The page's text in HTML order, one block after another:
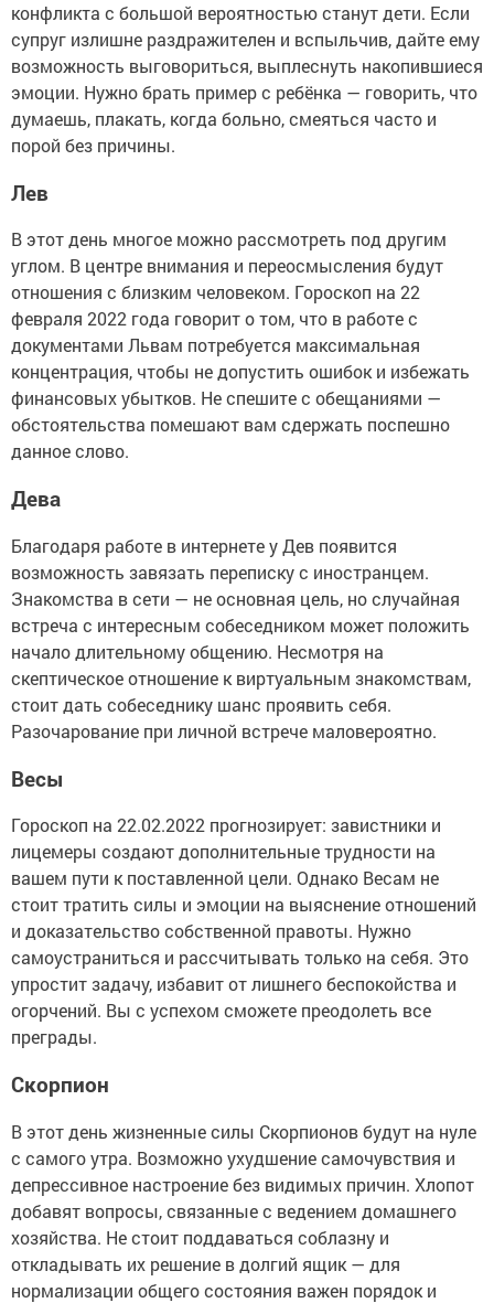
конфликта с большой вероятностью станут дети. Если
супруг излишне раздражителен и вспыльчив, дайте ему
возможность выговориться, выплеснуть накопившиеся
эмоции. Нужно брать пример с ребёнка — говорить, что
думаешь, плакать, когда больно, смеяться часто и
порой без причины.
Лев
В этот день многое можно рассмотреть под другим
углом. В центре внимания и переосмысления будут
отношения с близким человеком. Гороскоп на 22
февраля 2022 года говорит о том, что в работе с
документами Львам потребуется максимальная
концентрация, чтобы не допустить ошибок и избежать
финансовых убытков. Не спешите с обещаниями —
обстоятельства помешают вам сдержать поспешно
данное слово.
Дева
Благодаря работе в интернете у Дев появится
возможность завязать переписку с иностранцем.
Знакомства в сети — не основная цель, но случайная
встреча с интересным собеседником может положить
начало длительному общению. Несмотря на
скептическое отношение к виртуальным знакомствам,
стоит дать собеседнику шанс проявить себя.
Разочарование при личной встрече маловероятно.
Весы
Гороскоп на 22.02.2022 прогнозирует: завистники и
лицемеры создают дополнительные трудности на
вашем пути к поставленной цели. Однако Весам не
стоит тратить силы и эмоции на выяснение отношений
и доказательство собственной правоты. Нужно
самоустраниться и рассчитывать только на себя. Это
упростит задачу, избавит от лишнего беспокойства и
огорчений. Вы с успехом сможете преодолеть все
преграды.
Скорпион
В этот день жизненные силы Скорпионов будут на нуле
с самого утра. Возможно ухудшение самочувствия и
депрессивное настроение без видимых причин. Хлопот
добавят вопросы, связанные с ведением домашнего
хозяйства. Не стоит поддаваться соблазну и
откладывать их решение в долгий ящик — для
нормализации общего состояния важен порядок и